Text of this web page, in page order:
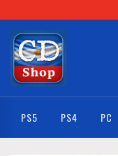
PS5 PS4 PC